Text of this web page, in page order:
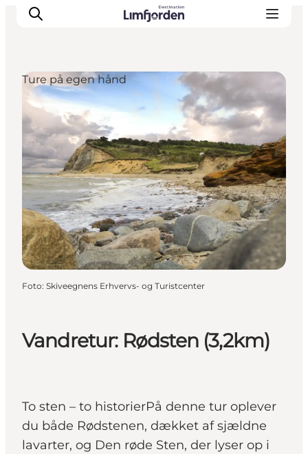
Vandretur: Rødsten (3,2km)
To sten – to historierPå denne tur oplever
du både Rødstenen, dækket af sjældne
lavarter, og Den røde Sten, der lyser op i
Ture på egen hånd
Foto: Skiveegnens Erhvervs- og Turistcenter